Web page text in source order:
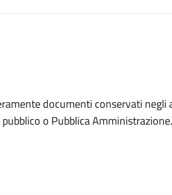
documenti conservati negli
o Pubblica Amministrazione.